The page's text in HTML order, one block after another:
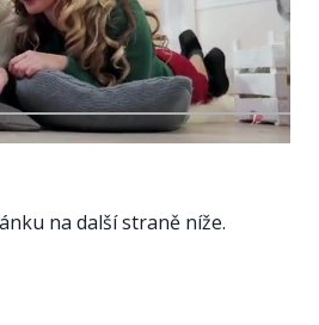
na další straně níže.